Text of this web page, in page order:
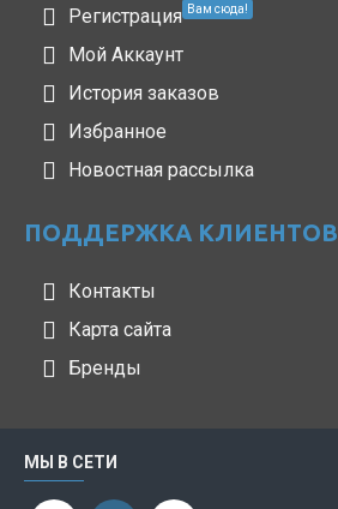
Регистрация Вам сюда!
Мой Аккаунт
История заказов
Избранное
Новостная рассылка
ПОДДЕРЖКА КЛИЕНТОВ
Контакты
Карта сайта
Бренды
МЫ В СЕТИ